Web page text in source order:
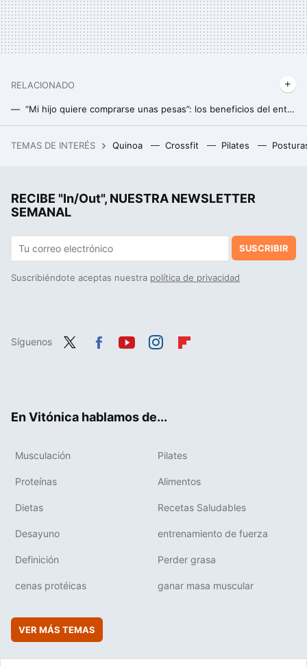
RELACIONADO
“Mi hijo quiere comprarse unas pesas”: los beneficios del entrenamiento de fuerza en niños y adolescentes por los que decirle que sí
Un joven de 19 años hackeó el iPhone, fue contratado por Apple y terminó despedido por no contestar a un correo
TEMAS DE INTERÉS Quinoa Crossfit Pilates
RECIBE "In/Out", NUESTRA NEWSLETTER
SEMANAL
SUSCRIBIR
Suscribiéndote aceptas nuestra política de privacidad
Síguenos
En Vitónica hablamos de...
Musculación Pilates
Proteínas Alimentos
Dietas Recetas Saludables
Desayuno entrenamiento de fuerza
Definición Perder grasa
cenas protéicas ganar masa muscular
VER MÁS TEMAS